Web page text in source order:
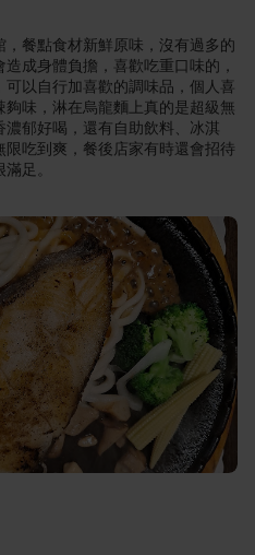
餐點食材新鮮原味，沒有過多的
成身體負擔，喜歡吃重口味的，
可以自行加喜歡的調味品，個人喜
夠味，淋在烏龍麵上真的是超級無
郁好喝，還有自助飲料、冰淇
吃到爽，餐後店家有時還會招待
足。